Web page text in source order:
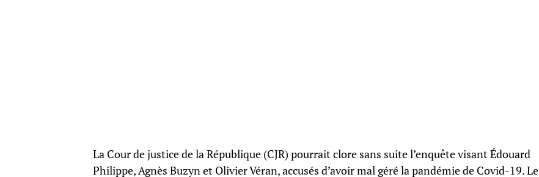
La Cour de justice de la République (CJR) pourrait clore sans suite l’enquête visant Édouard
Philippe, Agnès Buzyn et Olivier Véran, accusés d’avoir mal géré la pandémie de Covid-19. Le